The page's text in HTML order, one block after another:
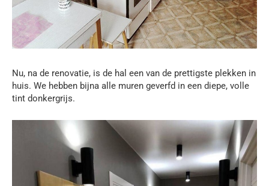
Nu, na de renovatie, is de hal een van de prettigste plekken in
huis. We hebben bijna alle muren geverfd in een diepe, volle
tint donkergrijs.